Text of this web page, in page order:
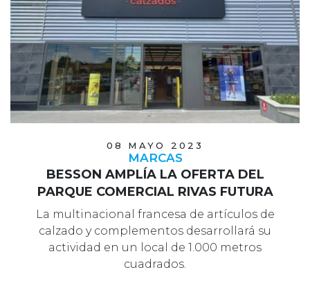
08 MAYO 2023
MARCAS
BESSON AMPLÍA LA OFERTA DEL
PARQUE COMERCIAL RIVAS FUTURA
La multinacional francesa de artículos de
calzado y complementos desarrollará su
actividad en un local de 1.000 metros
cuadrados.